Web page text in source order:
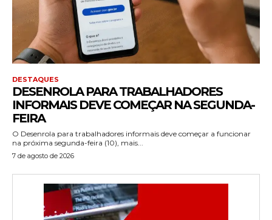
DESTAQUES
DESENROLA PARA TRABALHADORES
INFORMAIS DEVE COMEÇAR NA SEGUNDA-
FEIRA
O Desenrola para trabalhadores informais deve começar a funcionar
na próxima segunda-feira (10), mais...
7 de agosto de 2026